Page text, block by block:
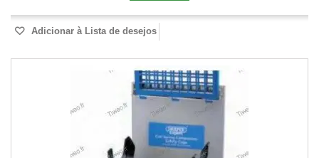
Adicionar à Lista de desejos